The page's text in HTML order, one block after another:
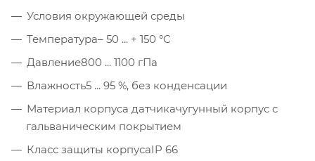
Условия окружающей среды
Температура– 50 ... + 150 °C
Давление800 ... 1100 гПа
Влажность5 ... 95 %, без конденсации
Материал корпуса датчикачугунный корпус с
гальваническим покрытием
Класс защиты корпусаIP 66